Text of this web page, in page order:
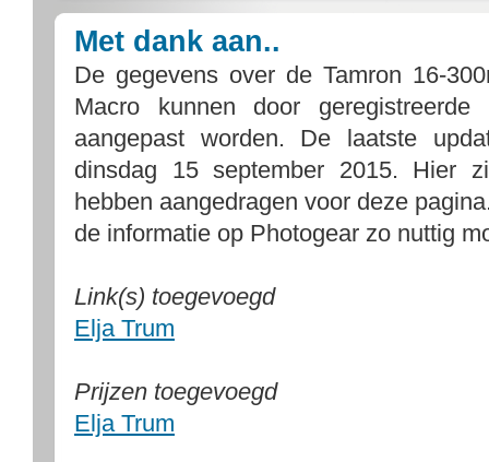
Met dank aan..
De gegevens over de Tamron 16-
Macro kunnen door geregistreerde
aangepast worden. De laatste
dinsdag 15 september 2015. Hier
hebben aangedragen voor deze
de informatie op Photogear zo nuttig
Link(s) toegevoegd
Elja Trum
Prijzen toegevoegd
Elja Trum